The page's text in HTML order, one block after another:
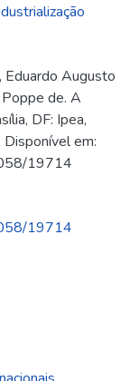
Eduardo Augusto
de. A
DF: Ipea,
em:
19714
19714